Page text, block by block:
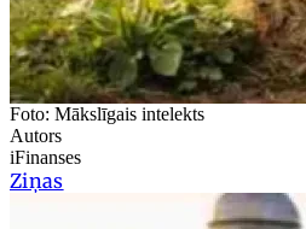
Foto: Mākslīgais intelekts
Autors
iFinanses
Ziņas